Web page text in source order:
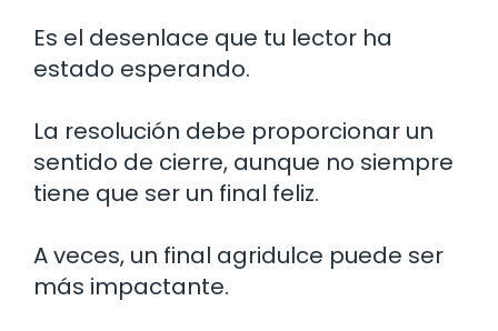
Es el desenlace que tu lector ha
estado esperando.
La resolución debe proporcionar un
sentido de cierre, aunque no siempre
tiene que ser un final feliz.
A veces, un final agridulce puede ser
más impactante.